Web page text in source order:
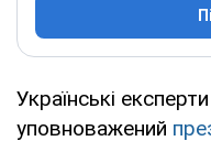
Українські
уповноважений